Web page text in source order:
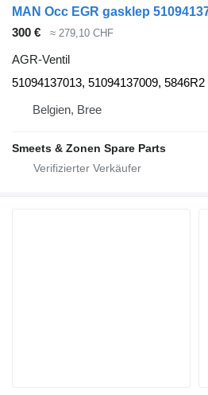
300 € ≈ 279,10 CHF
AGR-Ventil
51094137013, 51094137009, 5846R2
Belgien, Bree
Smeets & Zonen Spare Parts